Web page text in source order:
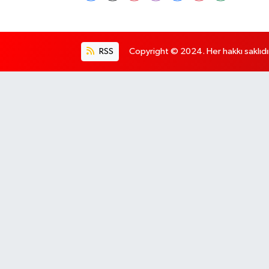
RSS Copyright © 2024. Her hakkı